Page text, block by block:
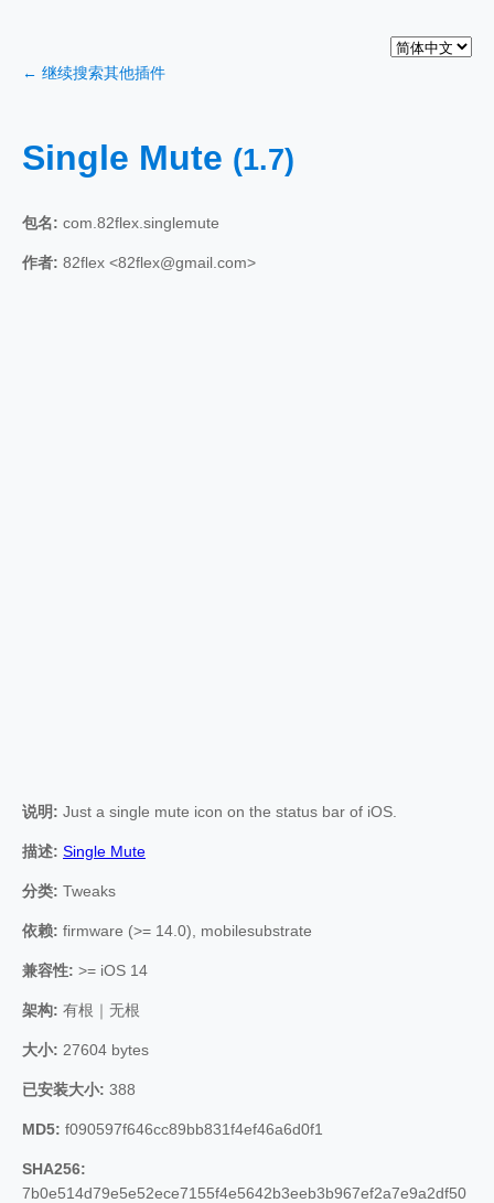
← 继续搜索其他插件
Single Mute (1.7)
包名: com.82flex.singlemute
作者: 82flex <82flex@gmail.com>
说明: Just a single mute icon on the status bar of iOS.
描述: Single Mute
分类: Tweaks
依赖: firmware (>= 14.0), mobilesubstrate
兼容性: >= iOS 14
架构: 有根｜无根
大小: 27604 bytes
已安装大小: 388
MD5: f090597f646cc89bb831f4ef46a6d0f1
SHA256:
7b0e514d79e5e52ece7155f4e5642b3eeb3b967ef2a7e9a2df50